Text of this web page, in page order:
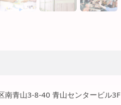
南青山3-8-40 青山センタービル3F